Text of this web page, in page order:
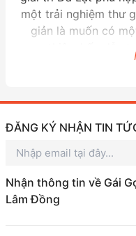
một trải nghiệm thư
giản là muốn có
thiện, hấp dẫn
VIP Đà Lạtnổi bật với
vụ chuyên nghiệp,
khách hàng một cách
cácgái gọi hot Đà Lạt
thích mới nhất để
ĐĂNG KÝ NHẬN TIN
Nhận thông tin về Gái
Lâm Đồng